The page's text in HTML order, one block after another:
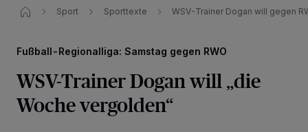
Sport Sporttexte WSV-Trainer Dogan will gegen
Fußball-Regionalliga: Samstag gegen RWO
WSV-Trainer Dogan will „die
Woche vergolden“